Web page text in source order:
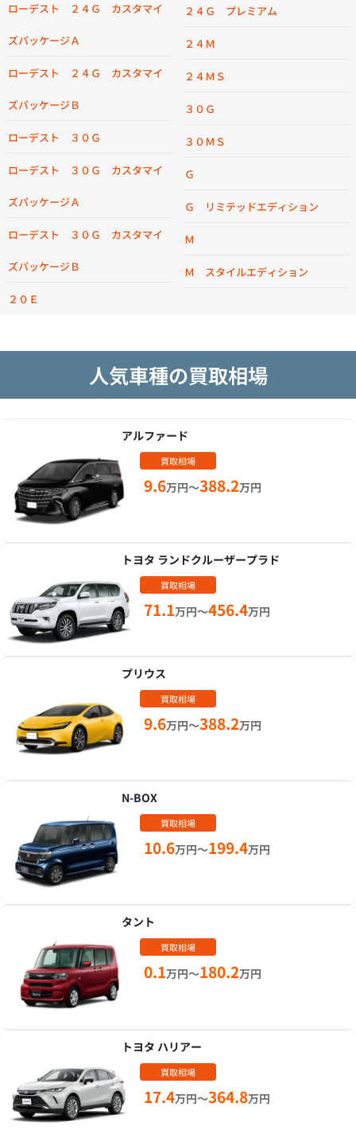
ローデスト ２４Ｇ カスタマイ
ズパッケージＡ
ローデスト ２４Ｇ カスタマイ
ズパッケージＢ
ローデスト ３０Ｇ
ローデスト ３０Ｇ カスタマイ
ズパッケージＡ
ローデスト ３０Ｇ カスタマイ
ズパッケージＢ
２０Ｅ
２４Ｇ プレミアム
２４Ｍ
２４ＭＳ
３０Ｇ
３０ＭＳ
Ｇ
Ｇ リミテッドエディション
Ｍ
Ｍ スタイルエディション
人気車種の買取相場
アルファード
買取相場
9.6万円～388.2万円
トヨタ ランドクルーザープラド
買取相場
71.1万円～456.4万円
プリウス
買取相場
9.6万円～388.2万円
N-BOX
買取相場
10.6万円～199.4万円
タント
買取相場
0.1万円～180.2万円
トヨタ ハリアー
買取相場
17.4万円～364.8万円